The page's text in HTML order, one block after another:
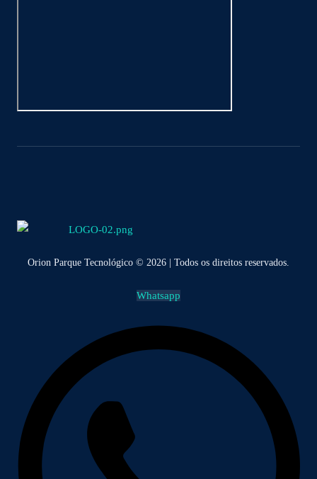
Orion Parque Tecnológico © 2026 | Todos os direitos reservados.
Whatsapp